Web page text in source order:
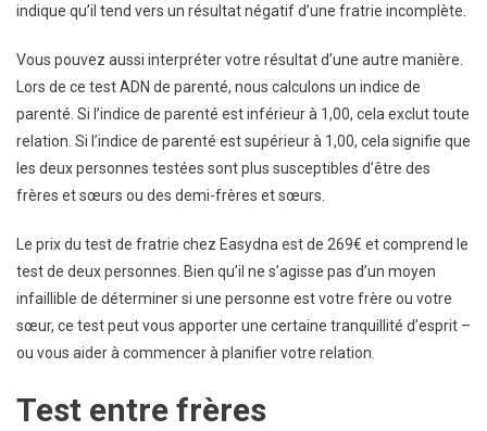
indique qu’il tend vers un résultat négatif d’une fratrie incomplète.
Vous pouvez aussi interpréter votre résultat d’une autre manière.
Lors de ce test ADN de parenté, nous calculons un indice de
parenté. Si l’indice de parenté est inférieur à 1,00, cela exclut toute
relation. Si l’indice de parenté est supérieur à 1,00, cela signifie que
les deux personnes testées sont plus susceptibles d’être des
frères et sœurs ou des demi-frères et sœurs.
Le prix du test de fratrie chez Easydna est de 269€ et comprend le
test de deux personnes. Bien qu’il ne s’agisse pas d’un moyen
infaillible de déterminer si une personne est votre frère ou votre
sœur, ce test peut vous apporter une certaine tranquillité d’esprit –
ou vous aider à commencer à planifier votre relation.
Test entre frères